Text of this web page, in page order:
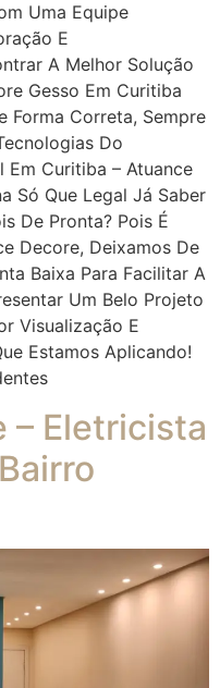
Uma Equipe
E
A Melhor Solução
Gesso Em Curitiba
Forma Correta, Sempre
Do
Curitiba – Atuance
Só Que Legal Já Saber
De Pronta? Pois É
Decore, Deixamos De
Baixa Para Facilitar A
Um Belo Projeto
Visualização E
Estamos Aplicando!
– Eletricista